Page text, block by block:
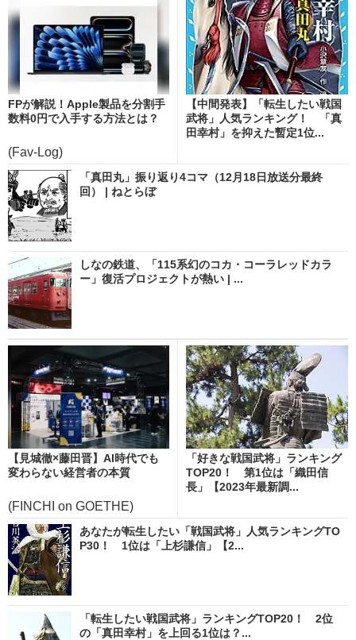
FPが解説！Apple製品を分割手
数料0円で入手する方法とは？
(Fav-Log)
【中間発表】「転生したい戦国
武将」人気ランキング！ 「真
田幸村」を抑えた暫定1位...
「真田丸」振り返り4コマ（12月18日放送分最終
回） | ねとらぼ
しなの鉄道、「115系幻のコカ・コーラレッドカラ
ー」復活プロジェクトが熱い | ...
【見城徹×藤田晋】AI時代でも
変わらない経営者の本質
(FINCHI on GOETHE)
「好きな戦国武将」ランキング
TOP20！ 第1位は「織田信
長」【2023年最新調...
あなたが転生したい「戦国武将」人気ランキングTO
P30！ 1位は「上杉謙信」【2...
「転生したい戦国武将」ランキングTOP20！ 2位
の「真田幸村」を上回る1位は？...